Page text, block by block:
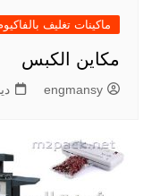
ماكينات تغليف
مكاين الكبس
engmansy